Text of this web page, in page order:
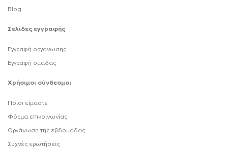
Blog
Σελίδες εγγραφής
Εγγραφή οργάνωσης
Εγγραφή ομάδας
Χρήσιμοι σύνδεσμοι
Ποιοι είμαστε
Φόρμα επικοινωνίας
Οργάνωση της εβδομάδας
Συχνές ερωτήσεις